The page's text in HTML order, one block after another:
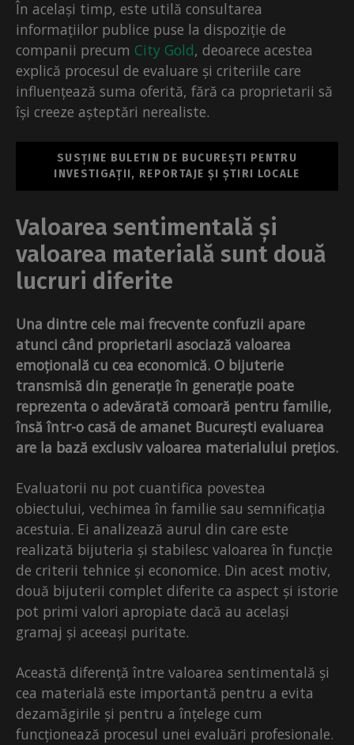
În același timp, este utilă consultarea
informațiilor publice puse la dispoziție de
companii precum City Gold, deoarece acestea
explică procesul de evaluare și criteriile care
influențează suma oferită, fără ca proprietarii să
își creeze așteptări nerealiste.
SUSȚINE BULETIN DE BUCUREȘTI PENTRU
INVESTIGAȚII, REPORTAJE ȘI ȘTIRI LOCALE
Valoarea sentimentală și
valoarea materială sunt două
lucruri diferite
Una dintre cele mai frecvente confuzii apare
atunci când proprietarii asociază valoarea
emoțională cu cea economică. O bijuterie
transmisă din generație în generație poate
reprezenta o adevărată comoară pentru familie,
însă într-o casă de amanet București evaluarea
are la bază exclusiv valoarea materialului prețios.
Evaluatorii nu pot cuantifica povestea
obiectului, vechimea în familie sau semnificația
acestuia. Ei analizează aurul din care este
realizată bijuteria și stabilesc valoarea în funcție
de criterii tehnice și economice. Din acest motiv,
două bijuterii complet diferite ca aspect și istorie
pot primi valori apropiate dacă au același
gramaj și aceeași puritate.
Această diferență între valoarea sentimentală și
cea materială este importantă pentru a evita
dezamăgirile și pentru a înțelege cum
funcționează procesul unei evaluări profesionale.